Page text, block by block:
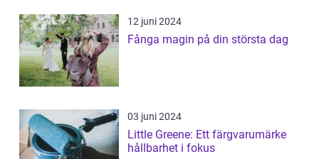
12 juni 2024
Fånga magin på din största dag
03 juni 2024
Little Greene: Ett färgvarumärke
hållbarhet i fokus